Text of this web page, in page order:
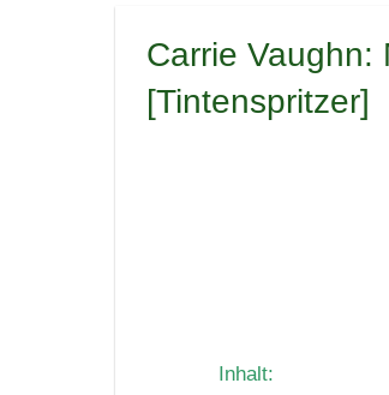
Carrie Vaughn:
[Tintenspritzer]
Inhalt: